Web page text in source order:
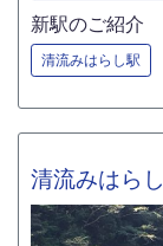
新駅のご紹介
清流みはらし駅
清流みはら